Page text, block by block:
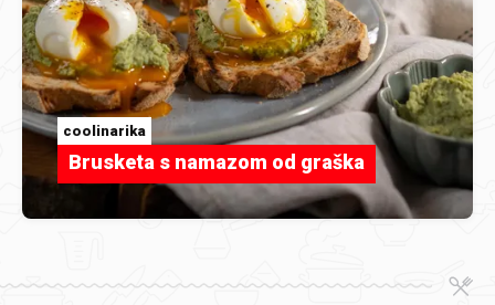
coolinarika
Brusketa s namazom od graška